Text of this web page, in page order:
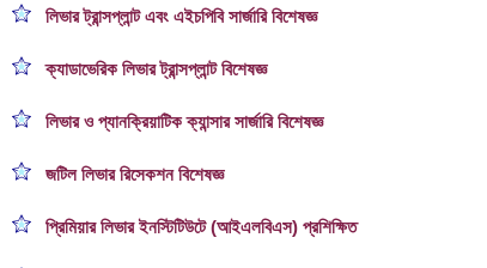
লিভার ট্রান্সপ্লান্ট এবং এইচপিবি সার্জারি বিশেষজ্ঞ
ক্যাডাভেরিক লিভার ট্রান্সপ্লান্ট বিশেষজ্ঞ
লিভার ও প্যানক্রিয়াটিক ক্যান্সার সার্জারি বিশেষজ্ঞ
জটিল লিভার রিসেকশন বিশেষজ্ঞ
প্রিমিয়ার লিভার ইনস্টিটিউটে (আইএলবিএস) প্রশিক্ষিত